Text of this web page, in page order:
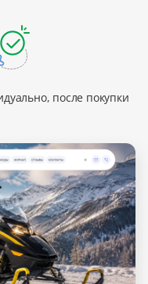
после покупки